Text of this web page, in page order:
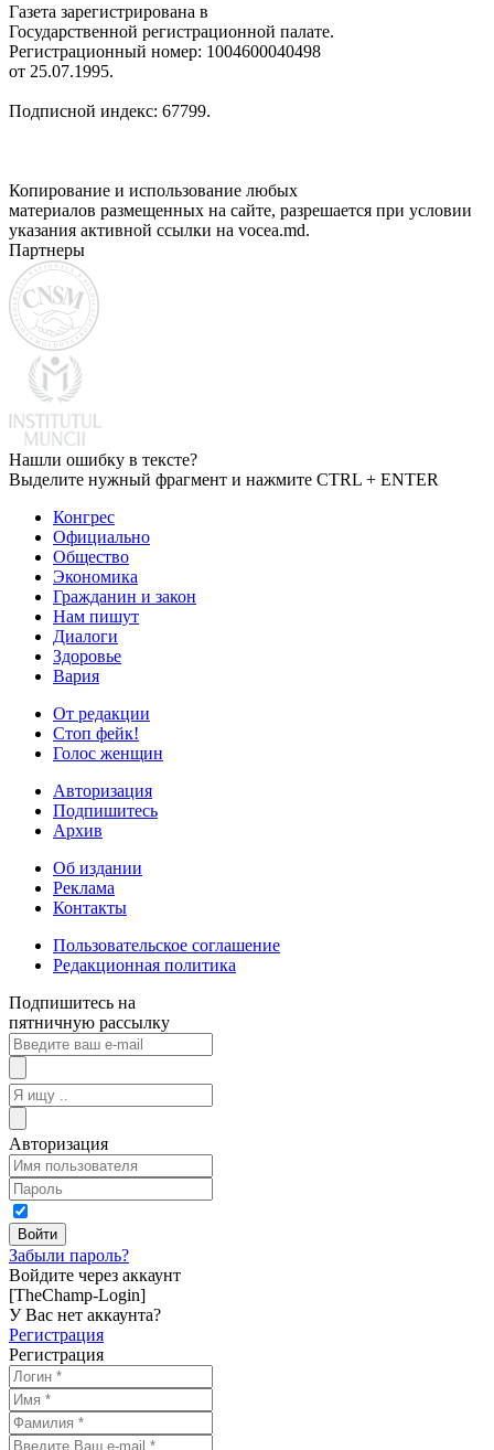
Газета зарегистрирована в
Государственной регистрационной палате.
Регистрационный номер: 1004600040498
от 25.07.1995.
Подписной индекс: 67799.
Копирование и использование любых
материалов размещенных на сайте, разрешается при условии
указания активной ссылки на vocea.md.
Партнеры
Нашли ошибку в тексте?
Выделите нужный фрагмент и нажмите CTRL + ENTER
Конгрес
Официально
Общество
Экономика
Гражданин и закон
Нам пишут
Диалоги
Здоровье
Вария
От редакции
Стоп фейк!
Голос женщин
Авторизация
Подпишитесь
Архив
Об издании
Реклама
Контакты
Пользовательское соглашение
Редакционная политика
Подпишитесь на
пятничную рассылку
Авторизация
Забыли пароль?
Войдите через аккаунт
[TheChamp-Login]
У Вас нет аккаунта?
Регистрация
Регистрация